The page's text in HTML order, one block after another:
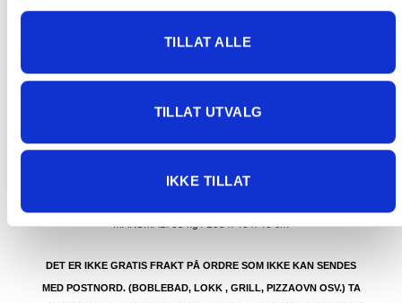
TILLAT ALLE
TILLAT UTVALG
IKKE TILLAT
dørmatten):
GRATIS FRAKT PÅ ORDRE OVER 1500 KR SOM KAN SENDES
MAKSMÅL:35 kg / 105 x 40 x 40 cm
DET ER IKKE GRATIS FRAKT PÅ ORDRE SOM IKKE KAN SENDES
MED POSTNORD. (BOBLEBAD, LOKK , GRILL, PIZZAOVN OSV.) TA